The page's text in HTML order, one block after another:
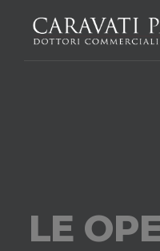
LE